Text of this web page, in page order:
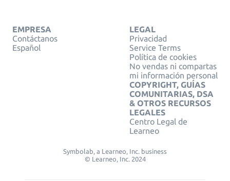
EMPRESA
Contáctanos
Español
LEGAL
Privacidad
Service Terms
Política de cookies
No vendas ni compartas
mi información personal
COPYRIGHT, GUÍAS
COMUNITARIAS, DSA
& OTROS RECURSOS
LEGALES
Centro Legal de
Learneo
Symbolab, a Learneo, Inc. business
© Learneo, Inc. 2024